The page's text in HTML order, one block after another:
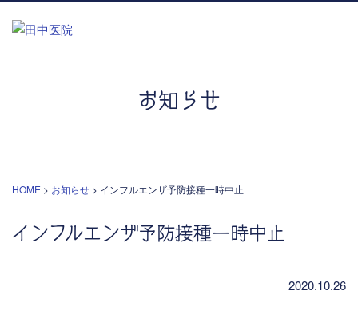
お知らせ
HOME > お知らせ > インフルエンザ予防接種一時中止
インフルエンザ予防接種一時中止
2020.10.26